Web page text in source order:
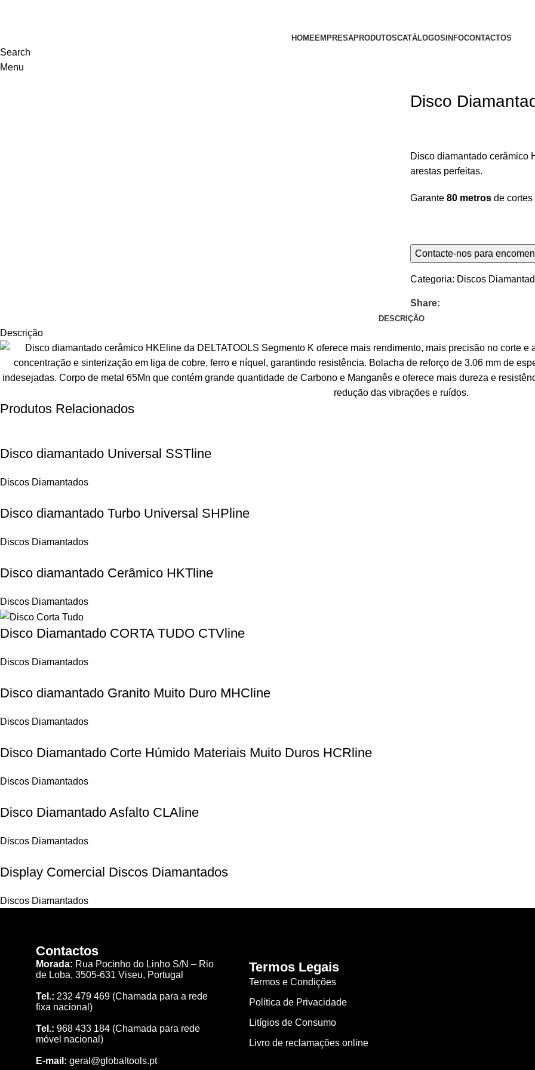
HOMEEMPRESAPRODUTOSCATÁLOGOS INFOCONTACTOS
Search
Menu
Disco
Disco diamantado cerâmico
arestas perfeitas.
Garante 80 metros de
Categoria: Discos
Share:
DESCRIÇÃO
Descrição
Produtos Relacionados
Disco diamantado Universal SSTline
Discos Diamantados
Disco diamantado Turbo Universal SHPline
Discos Diamantados
Disco diamantado Cerâmico HKTline
Discos Diamantados
Disco Diamantado CORTA TUDO CTVline
Discos Diamantados
Disco diamantado Granito Muito Duro MHCline
Discos Diamantados
Disco Diamantado Corte Húmido Materiais Muito Duros HCRline
Discos Diamantados
Disco Diamantado Asfalto CLAline
Discos Diamantados
Display Comercial Discos Diamantados
Discos Diamantados
Contactos
Morada: Rua Pocinho do Linho S/N – Rio
de Loba,3505-631 Viseu, Portugal
Tel.: 232 479 469 (Chamada para a rede
fixa nacional)
Tel.: 968 433 184 (Chamada para rede
móvel nacional)
E-mail: geral@globaltools.pt
Termos Legais
Termos e Condições
Política de Privacidade
Litígios de Consumo
Livro de reclamações online